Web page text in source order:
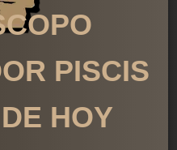
PISCIS
HOY